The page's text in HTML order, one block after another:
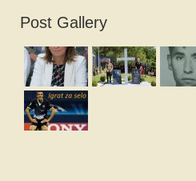
Post Gallery